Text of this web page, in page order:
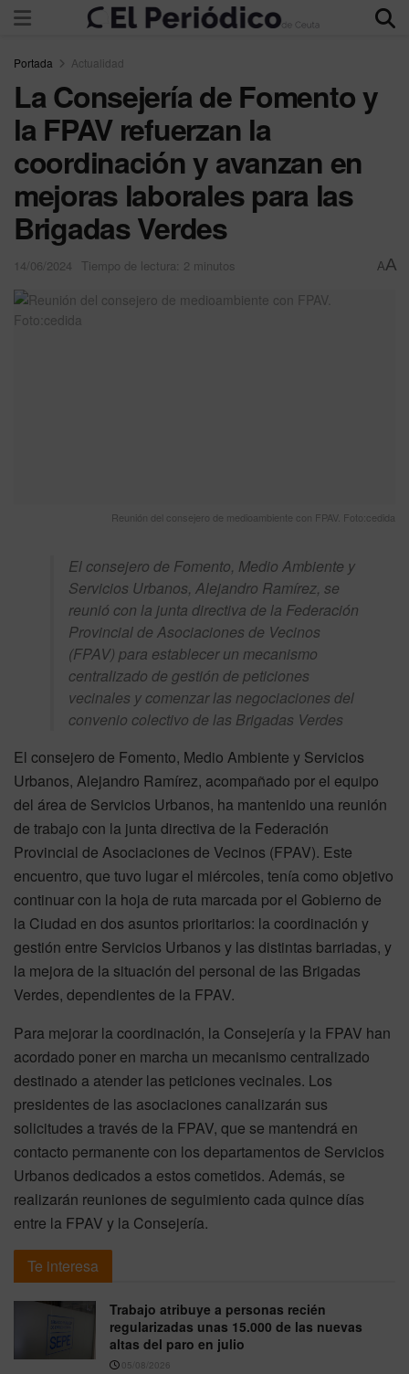
Portada Actualidad
La Consejería de Fomento y
la FPAV refuerzan la
coordinación y avanzan en
mejoras laborales para las
Brigadas Verdes
14/06/2024 Tiempo de lectura: 2 minutos AA
Reunión del consejero de medioambiente con FPAV. Foto:cedida
El consejero de Fomento, Medio Ambiente y
Servicios Urbanos, Alejandro Ramírez, se
reunió con la junta directiva de la Federación
Provincial de Asociaciones de Vecinos
(FPAV) para establecer un mecanismo
centralizado de gestión de peticiones
vecinales y comenzar las negociaciones del
convenio colectivo de las Brigadas Verdes
El consejero de Fomento, Medio Ambiente y Servicios
Urbanos, Alejandro Ramírez, acompañado por el equipo
del área de Servicios Urbanos, ha mantenido una reunión
de trabajo con la junta directiva de la Federación
Provincial de Asociaciones de Vecinos (FPAV). Este
encuentro, que tuvo lugar el miércoles, tenía como objetivo
continuar con la hoja de ruta marcada por el Gobierno de
la Ciudad en dos asuntos prioritarios: la coordinación y
gestión entre Servicios Urbanos y las distintas barriadas, y
la mejora de la situación del personal de las Brigadas
Verdes, dependientes de la FPAV.
Para mejorar la coordinación, la Consejería y la FPAV han
acordado poner en marcha un mecanismo centralizado
destinado a atender las peticiones vecinales. Los
presidentes de las asociaciones canalizarán sus
solicitudes a través de la FPAV, que se mantendrá en
contacto permanente con los departamentos de Servicios
Urbanos dedicados a estos cometidos. Además, se
realizarán reuniones de seguimiento cada quince días
entre la FPAV y la Consejería.
Te interesa
Trabajo atribuye a personas recién
regularizadas unas 15.000 de las nuevas
altas del paro en julio
05/08/2026